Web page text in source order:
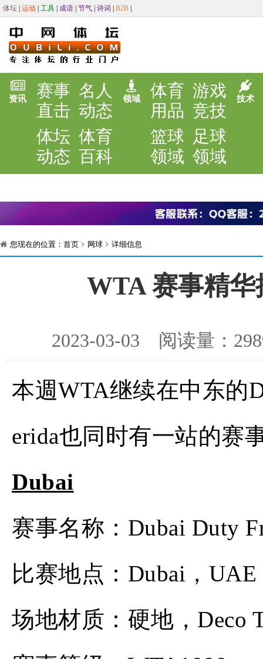
体坛 运动 工具 成语 节气 诗词 B2B
资讯
赛事
直击
名人
动态
体坛
动态
体育
百科
领域
体育
用品
游戏
竞技
篮球
领域
足球
领域
技术
您现在的位置： 首页 网球 详细信息
WTA 赛事精
2023-03-03 阅读量：
本週WTA继续在中东的
erida也同时有一站的赛
Dubai
赛事名称：Dubai Duty
比赛地点：Dubai，UAE
场地材质：硬地，Deco